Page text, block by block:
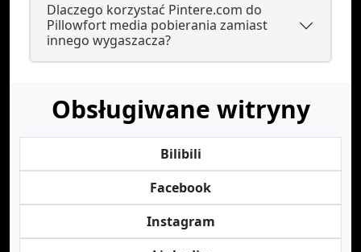
Dlaczego korzystać Pintere.com do
Pillowfort media pobierania zamiast
innego wygaszacza?
Obsługiwane witryny
Bilibili
Facebook
Instagram